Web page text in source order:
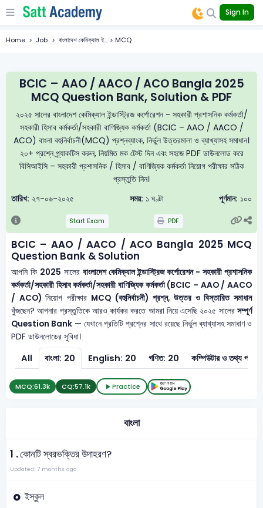
Sign In
Home Job বাংলাদেশ কেমিক্যাল ই... > MCQ
BCIC – AAO / AACO / ACO Bangla 2025
MCQ Question Bank, Solution & PDF
২০২৫ সালের বাংলাদেশ কেমিক্যাল ইন্ডাস্ট্রিজ কর্পোরেশন - সহকারী প্রশাসনিক কর্মকর্তা/
সহকারী হিসাব কর্মকর্তা/সহকারী বাণিজ্যিক কর্মকর্তা (BCIC – AAO / AACO /
ACO) বাংলা বহুনির্বাচনী(MCQ) প্রশ্নব্যাংক, নির্ভুল উত্তরমালা ও ব্যাখ্যাসহ সমাধান।
২০+ প্রশ্নে প্র্যাকটিস করুন, নিয়মিত মক টেস্ট দিন এবং সহজে PDF ডাউনলোড করে
বিসিআইসি – সহকারী প্রশাসনিক / হিসাব / বাণিজ্যিক কর্মকর্তা নিয়োগ পরীক্ষার সঠিক
প্রস্তুতি নিন।
তারিখ: ২৭-০৬-২০২৫ সময়: ১ ঘণ্টা পূর্ণমান: ১০০
Start Exam PDF
BCIC – AAO / AACO / ACO Bangla 2025 MCQ
Question Bank & Solution
আপনি কি 2025 সালেরবাংলাদেশ কেমিক্যাল ইন্ডাস্ট্রিজ কর্পোরেশন - সহকারী প্রশাসনিক
কর্মকর্তা/সহকারী হিসাব কর্মকর্তা/সহকারী বাণিজ্যিক কর্মকর্তা (BCIC – AAO / AACO
/ ACO)নিয়োগ পরীক্ষার MCQ (বহুনির্বাচনী) প্রশ্ন, উত্তর ও বিস্তারিত সমাধান
খুঁজছেন? আপনার প্রস্তুতিকে আরও কার্যকর করতে আমরা নিয়ে এসেছি ২০২৫ সালের সম্পূর্ণ
Question Bank — যেখানে প্রতিটি প্রশ্নের সাথে রয়েছে নির্ভুল ব্যাখ্যাসহ সমাধাণ ও
PDF ডাউনলোডের সুবিধা।
All বাংলা: 20 English: 20 গণিত: 20 কম্পিউটার
MCQ:61.3k CQ:57.1k Practice
বাংলা
1 .কোনটি স্বরভক্তির উদাহরণ?
Updated: 7 months ago
ইস্কুল